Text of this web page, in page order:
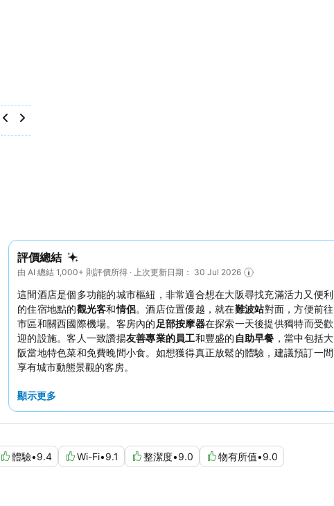
評價總結
由 AI 總結 1,000+ 則評價所得 · 上次更新日期： 30 Jul 2026
這間酒店是個多功能的城市樞紐，非常適合想在大阪尋找充滿活力又便利
的住宿地點的觀光客和情侶。酒店位置優越，就在難波站對面，方便前往
市區和關西國際機場。客房內的 足部按摩器在探索一天後提供獨特而受歡
迎的設施。客人一致讚揚友善專業的員工和豐盛的 自助早餐 ，當中包括大
阪當地特色菜和免費晚間小食。如想獲得真正放鬆的體驗，建議預訂一間
享有城市動態景觀的客房。
顯示更多
體驗•9.4 Wi-Fi•9.1 整潔度•9.0 物有所值•9.0